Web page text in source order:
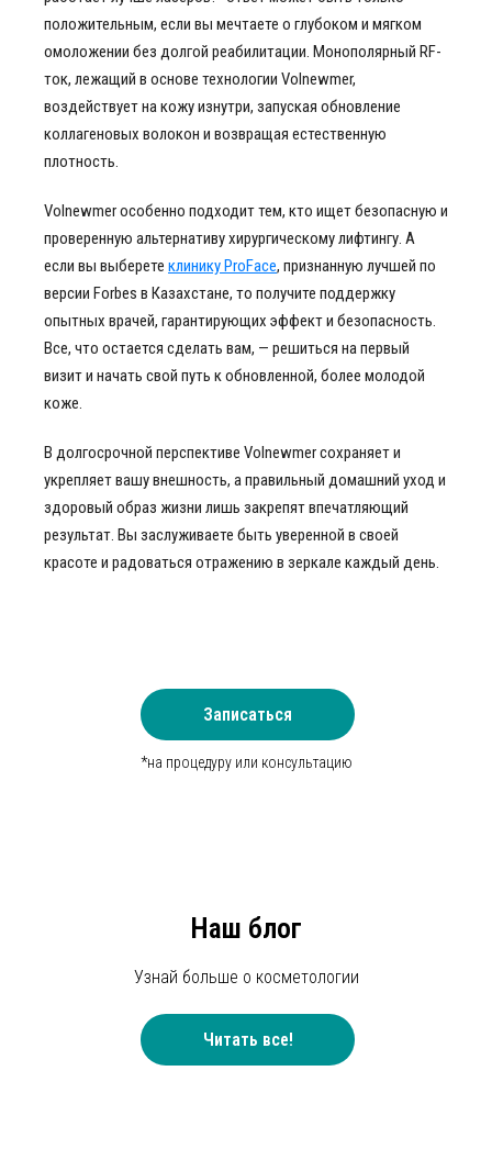
положительным, если вы мечтаете о глубоком и мягком
омоложении без долгой реабилитации. Монополярный RF-
ток, лежащий в основе технологии Volnewmer,
воздействует на кожу изнутри, запуская обновление
коллагеновых волокон и возвращая естественную
плотность.
Volnewmer особенно подходит тем, кто ищет безопасную и
проверенную альтернативу хирургическому лифтингу. А
если вы выберете клинику ProFace, признанную лучшей по
версии Forbes в Казахстане, то получите поддержку
опытных врачей, гарантирующих эффект и безопасность.
Все, что остается сделать вам, — решиться на первый
визит и начать свой путь к обновленной, более молодой
коже.
В долгосрочной перспективе Volnewmer сохраняет и
укрепляет вашу внешность, а правильный домашний уход и
здоровый образ жизни лишь закрепят впечатляющий
результат. Вы заслуживаете быть уверенной в своей
красоте и радоваться отражению в зеркале каждый день.
Записаться
*на процедуру или консультацию
Наш блог
Узнай больше о косметологии
Читать все!